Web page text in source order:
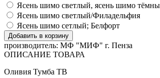
Ясень шимо светлый, ясень шимо
Ясень шимо светлый/Филадельфия
Ясень шимо сетлый; Белфорт
производитель: МФ "МИФ" г. Пенза
ОПИСАНИЕ ТОВАРА
Оливия Тумба ТВ